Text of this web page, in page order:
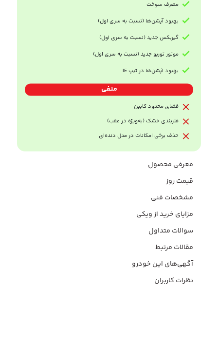
مصرف سوخت
بهبود آپشن‌ها (نسبت به سری اول)
گیربکس جدید (نسبت به سری اول)
موتور توربو جدید (نسبت به سری اول)
بهبود آپشن‌ها در تیپ IE
منفی
فضای محدود کابین
فنربندی خشک (به‌ویژه در عقب)
حذف برخی امکانات در مدل دنده‌ای
معرفی محصول
قیمت روز
مشخصات فنی
مزایای خرید از ویکی
سوالات متداول
مقالات مرتبط
آگهی‌های این خودرو
نظرات کاربران